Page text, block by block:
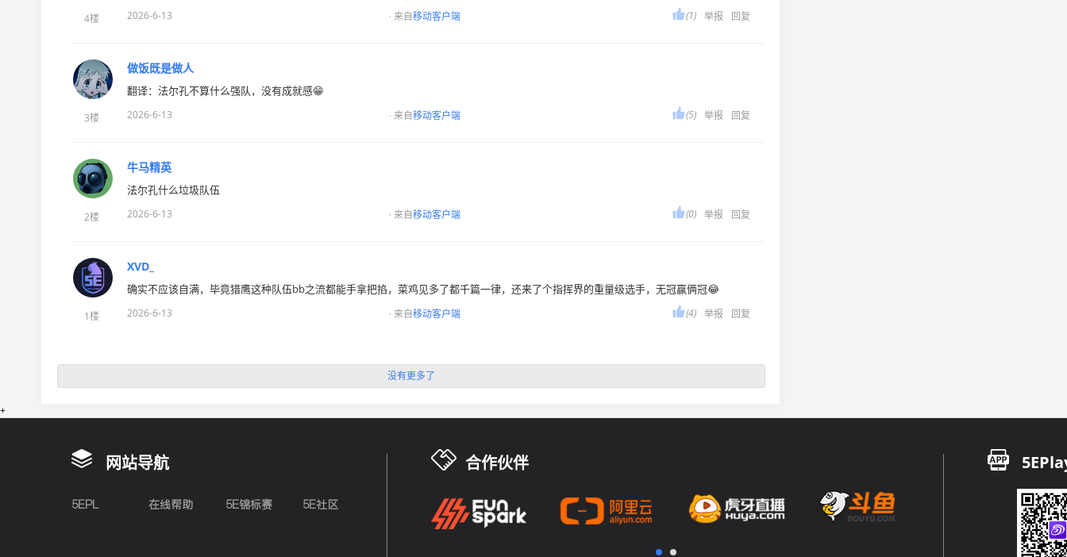
4楼 2026-6-13 · 来自移动客户端 回复
举报
(1)
3楼
做饭既是做人
翻译：法尔孔不算什么强队，没有成就感😁
2026-6-13 · 来自移动客户端 回复
举报
(5)
2楼
牛马精英
法尔孔什么垃圾队伍
2026-6-13 · 来自移动客户端 回复
举报
(0)
1楼
XVD_
确实不应该自满，毕竟猎鹰这种队伍bb之流都能手拿把掐，菜鸡见多了都千篇一律，还来了个指挥界的重量级选手，无冠赢俩冠😂
2026-6-13 · 来自移动客户端 回复
举报
(4)
没有更多了
+
网站导航
5EPL 在线帮助 5E锦标赛 5E社区
合作伙伴